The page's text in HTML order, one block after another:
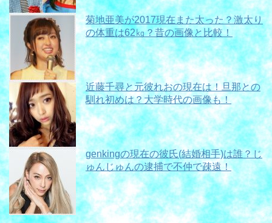
菊地亜美が2017現在また太った？激太り
の体重は62㎏？昔の画像と比較！
近藤千尋と元彼れおの現在は！旦那との
馴れ初めは？大学時代の画像も！
genkingの現在の彼氏(結婚相手)は誰？じ
ゅんじゅんの逮捕で不仲で疎遠！